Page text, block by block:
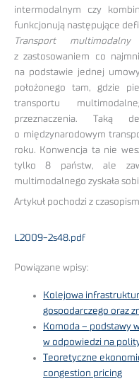
intermodalnym czy
funkcjonują następujące
Transport multimodalny
z zastosowaniem co
na podstawie jednej
położonego tam, gdzie
transportu
przeznaczenia. Taką
o międzynarodowym
roku. Konwencja ta nie
tylko 8 państw, ale
multimodalnego zyskała
Artykuł pochodzi z
L2009-2s48.pdf
Powiązane wpisy:
Kolejowa
gospodarczego oraz
Komoda – podstawy
w odpowiedzi na
Teoretyczne
congestion pricing